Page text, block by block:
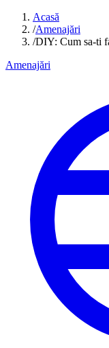
Acasă
/Amenajări
/DIY: Cum sa-ti
Amenajări